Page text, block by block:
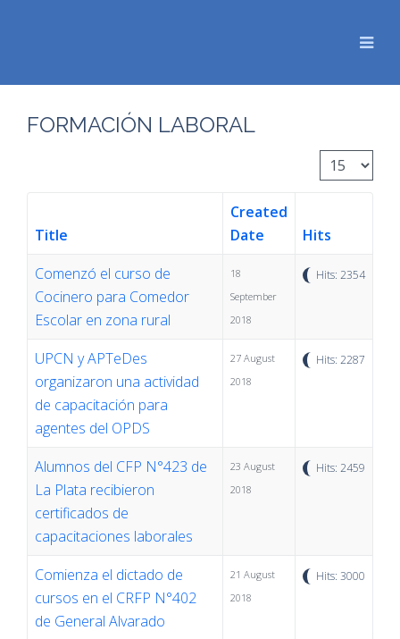
FORMACIÓN LABORAL
Display #
Title
Created
Date
Hits
Comenzó el curso de
Cocinero para Comedor
Escolar en zona rural
18
September
2018
Hits: 2354
UPCN y APTeDes
organizaron una actividad
de capacitación para
agentes del OPDS
27 August
2018
Hits: 2287
Alumnos del CFP N°423 de
La Plata recibieron
certificados de
capacitaciones laborales
23 August
2018
Hits: 2459
Comienza el dictado de
cursos en el CRFP N°402
de General Alvarado
21 August
2018
Hits: 3000